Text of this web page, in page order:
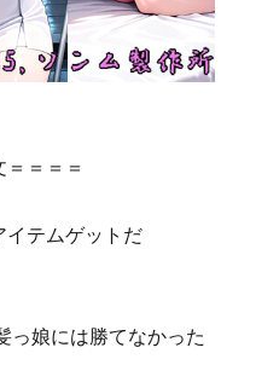
＝＝＝
イテムゲットだ
っ娘には勝てなかった